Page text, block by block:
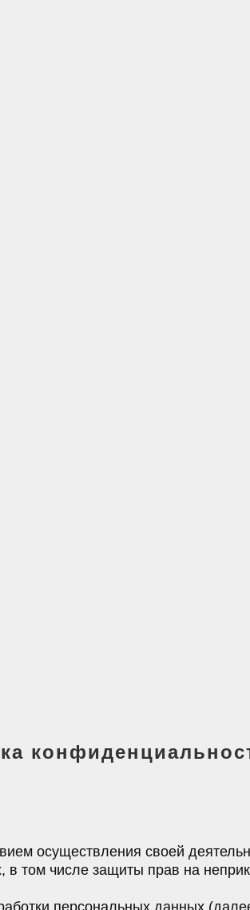
осуществления своей
том числе защиты прав на
персональных данных